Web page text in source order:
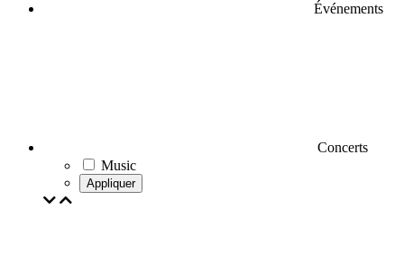
Événements
Concerts
Music
Appliquer